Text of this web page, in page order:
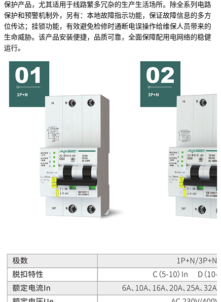
保护产品，尤其适用于线路繁多冗杂的生产生活场所。除全系列电路
保护和预警机制外，另有：本地故障指示功能，保证故障信息的多方
位传达；挂锁功能，有效避免检修时通断电误操作给维保人员带来的
生命威胁。该产品安装便捷，品质可靠，全面保障配用电网络的稳健
运行。